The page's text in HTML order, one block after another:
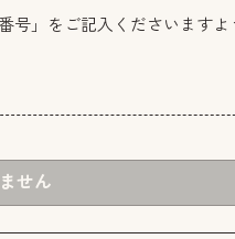
号」をご記入くださいますよ
せん